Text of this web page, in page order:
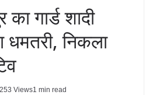
गार्ड शादी
धमतरी, निकला
253 Views1 min read